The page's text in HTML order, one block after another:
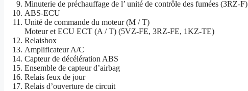
Minuterie de préchauffage de l’ unité de contrôle des fumées (3RZ-F)
ABS-ECU
Unité de commande du moteur (M / T)
Moteur et ECU ECT (A / T) (5VZ-FE, 3RZ-FE, 1KZ-TE)
Relaisbox
Amplificateur A/C
Capteur de décélération ABS
Ensemble de capteur d’airbag
Relais feux de jour
Relais d’ouverture de circuit